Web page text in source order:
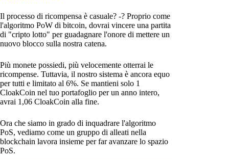
Il processo di ricompensa è casuale? -? Proprio come
l'algoritmo PoW di bitcoin, dovrai vincere una partita
di "cripto lotto" per guadagnare l'onore di mettere un
nuovo blocco sulla nostra catena.
Più monete possiedi, più velocemente otterrai le
ricompense. Tuttavia, il nostro sistema è ancora equo
per tutti e limitato al 6%. Se mantieni solo 1
CloakCoin nel tuo portafoglio per un anno intero,
avrai 1,06 CloakCoin alla fine.
Ora che siamo in grado di inquadrare l'algoritmo
PoS, vediamo come un gruppo di alleati nella
blockchain lavora insieme per far avanzare lo spazio
PoS.